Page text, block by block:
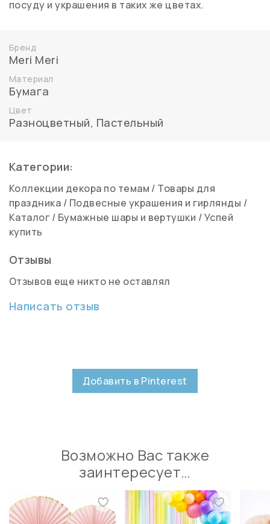
посуду и украшения в таких же цветах.
Бренд
Meri Meri
Материал
Бумага
Цвет
Разноцветный, Пастельный
Категории:
Коллекции декора по темам / Товары для
праздника / Подвесные украшения и гирлянды /
Каталог / Бумажные шары и вертушки /Успей
купить
Отзывы
Отзывов еще никто не оставлял
Написать отзыв
Добавить в Pinterest
Возможно Вас также
заинтересует…